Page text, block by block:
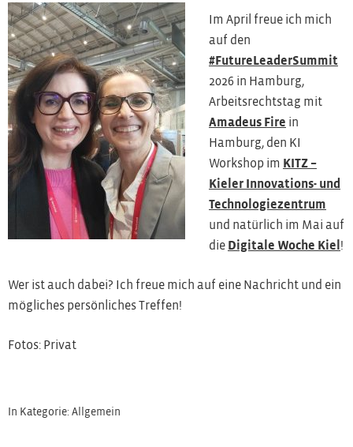
Im April freue ich mich
auf den
#FutureLeaderSummit
2026 in Hamburg,
Arbeitsrechtstag mit
Amadeus Fire in
Hamburg, den KI
Workshop im KITZ –
Kieler Innovations- und
Technologiezentrum
und natürlich im Mai auf
die Digitale Woche Kiel !
Wer ist auch dabei? Ich freue mich auf eine Nachricht und ein
mögliches persönliches Treffen!
Fotos: Privat
In Kategorie: Allgemein